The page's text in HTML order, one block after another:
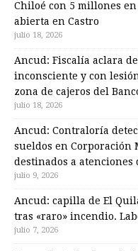
Chiloé con 5 millones
abierta en Castro
julio 18, 2026
Ancud: Fiscalía aclara
inconsciente y con
zona de cajeros del
julio 18, 2026
Ancud: Contraloría
sueldos en Corporación
destinados a atenciones
julio 9, 2026
Ancud: capilla de El
tras «raro» incendio.
julio 7, 2026